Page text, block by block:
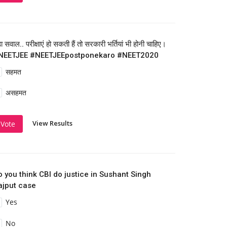
सवाल.. परीक्षाएं हो सकती हैं तो सरकारी भर्तियां भी होनी चाहिए।
#NEETJEEpostponekaro #NEET2020
सहमत
असहमत
Vote View Results
you think CBI do justice in Sushant Singh
case
Yes
No